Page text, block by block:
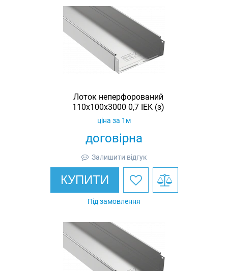
Лоток неперфорований
110х100х3000 0,7 IEK (з)
договірна
ціна за 1м
Залишити відгук
КУПИТИ
Під замовлення